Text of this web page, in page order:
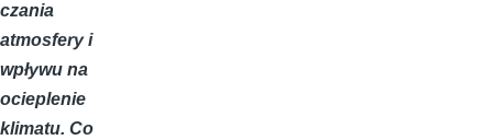
czania
atmosfery i
wpływu na
ocieplenie
klimatu. Co